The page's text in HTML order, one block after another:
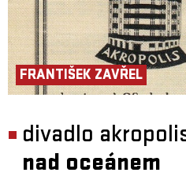
FRANTIŠEK ZAVŘEL
divadlo
nad oceánem